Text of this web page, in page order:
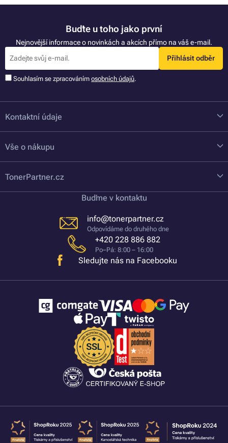
Buďte u toho jako první
Nejnovější informace o novinkách a akcích přímo na váš e-mail.
Přihlásit odběr
Souhlasím se zpracováním osobních údajů.
Kontaktní údaje
Vše o nákupu
TonerPartner.cz
Buďme v kontaktu
info@tonerpartner.cz
Odpovídáme do druhého dne
+420 228 886 882
Po–Pá: 8:00 – 16:00
Sledujte nás na Facebooku